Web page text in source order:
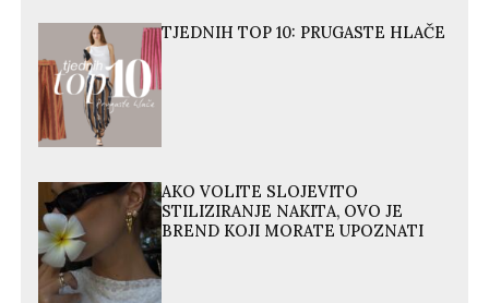
TJEDNIH TOP 10: PRUGASTE HLAČE
AKO VOLITE SLOJEVITO
STILIZIRANJE NAKITA, OVO JE
BREND KOJI MORATE UPOZNATI